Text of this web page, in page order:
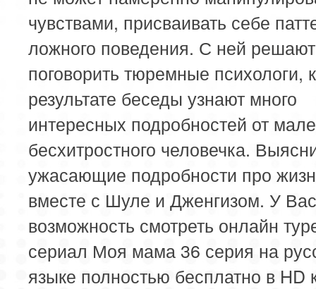
чувствами, присваивать себе
ложного поведения. С ней решают
поговорить тюремные психологи,
результате беседы узнают много
интересных подробностей от
бесхитростного человечка.
ужасающие подробности про
вместе с Шуле и Дженгизом. У
возможность смотреть онлайн
сериал Моя мама 36 серия на
языке полностью бесплатно в HD